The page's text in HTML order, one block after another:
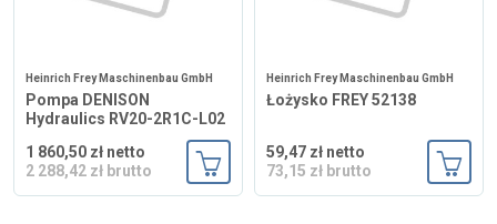
Heinrich Frey Maschinenbau GmbH
Pompa DENISON
Hydraulics RV20-2R1C-L02
1 860,50 zł netto
2 288,42 zł brutto
Dodaj do koszyka
Heinrich Frey Maschinenbau GmbH
Łożysko FREY 52138
59,47 zł netto
73,15 zł brutto